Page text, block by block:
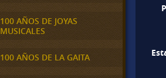
100 AÑOS DE JOYAS
MUSICALES
100 AÑOS DE LA GAITA